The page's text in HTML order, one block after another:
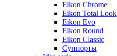
Eikon Chrome
Eikon Total Look
Eikon Evo
Eikon Round
Eikon Classic
Суппорты